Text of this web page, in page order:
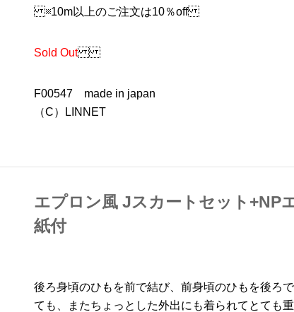
※10m以上のご注文は10％off
Sold Out
F00547 made in japan
（C）LINNET
エプロン風 Jスカートセット+NP
紙付
後ろ身頃のひもを前で結び、前身頃のひもを後ろ
ても、またちょっとした外出にも着られてとても重